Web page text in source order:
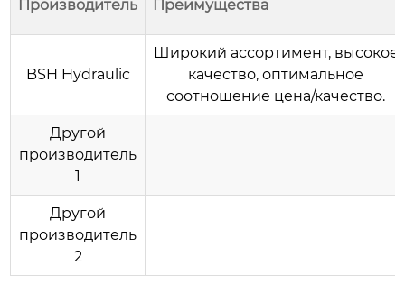
Производитель Преимущества
BSH Hydraulic
Широкий ассортимент, высокое
качество, оптимальное
соотношение цена/качество.
Другой
производитель
1
Другой
производитель
2